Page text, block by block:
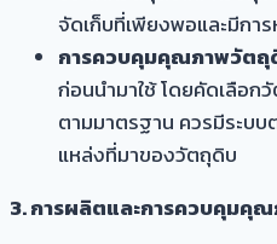
จัดเก็บที่เพียงพอและมีกา
การควบคุมคุณภาพวัตถุ
ก่อนนำมาใช้ โดยคัดเลือ
ตามมาตรฐาน ควรมีระบ
แหล่งที่มาของวัตถุดิบ
3. การผลิตและการควบคุมคุ